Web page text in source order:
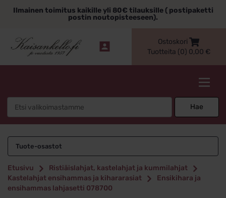
sisältöönIlmainen toimitus kaikille yli 80€ tilauksille ( postipaketti
postin noutopisteeseen).
Ostoskori
Tuotteita (0) 0,00 €
Hae
Tuote-osastot
Etusivu
Ristiäislahjat, kastelahjat ja kummilahjat
Kastelahjat ensihammas ja kihararasiat
Ensikihara ja
ensihammas lahjasetti 078700